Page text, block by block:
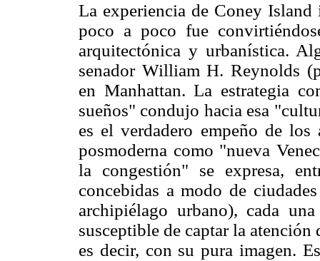
La experiencia de Coney
poco a poco fue
arquitectónica y urbanística.
senador William H. Reynolds
en Manhattan. La estrategia
sueños" condujo hacia esa
es el verdadero empeño de
posmoderna como "nueva
la congestión" se expresa,
concebidas a modo de
archipiélago urbano), cada
susceptible de captar la
es decir, con su pura imagen.